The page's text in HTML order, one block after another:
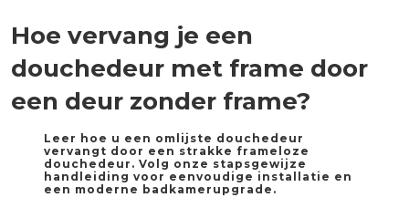
Hoe vervang je een
douchedeur met frame door
een deur zonder frame?
Leer hoe u een omlijste douchedeur
vervangt door een strakke frameloze
douchedeur. Volg onze stapsgewijze
handleiding voor eenvoudige installatie en
een moderne badkamerupgrade.